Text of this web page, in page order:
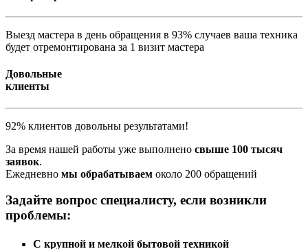
Выезд мастера в день обращения в 93% случаев ваша техника
будет отремонтирована за 1 визит мастера
Довольные
клиенты
92% клиентов довольны результатами!
За время нашей работы уже выполнено свыше 100 тысяч
заявок.
Ежедневно мы обрабатываем около 200 обращений
Задайте вопрос специалисту, если возникли
проблемы:
С крупной и мелкой бытовой техникой